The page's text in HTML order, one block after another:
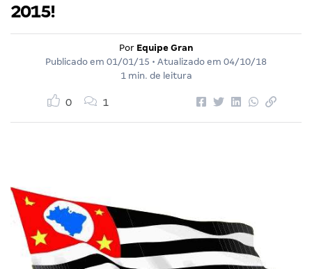
2015!
Por Equipe Gran
Publicado em 01/01/15 • Atualizado em 04/10/18
1 min. de leitura
0 1